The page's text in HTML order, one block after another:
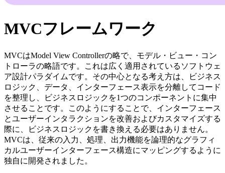
MVCフレームワーク
MVCはModel View Controllerの略で、モデル・ビュー・コン
トローラの略語です。これは広く適用されているソフトウェ
ア設計パラダイムです。その中心となる考え方は、ビジネス
ロジック、データ、インターフェース表示を分離してコード
を整理し、ビジネスロジックを1つのコンポーネントに集中
させることです。このようにすることで、インターフェース
とユーザーインタラクションを改善およびカスタマイズする
際に、ビジネスロジックを書き換える必要はありません。
MVCは、従来の入力、処理、出力機能を論理的なグラフィ
カルユーザーインターフェース構造にマッピングするように
独自に開発されました。